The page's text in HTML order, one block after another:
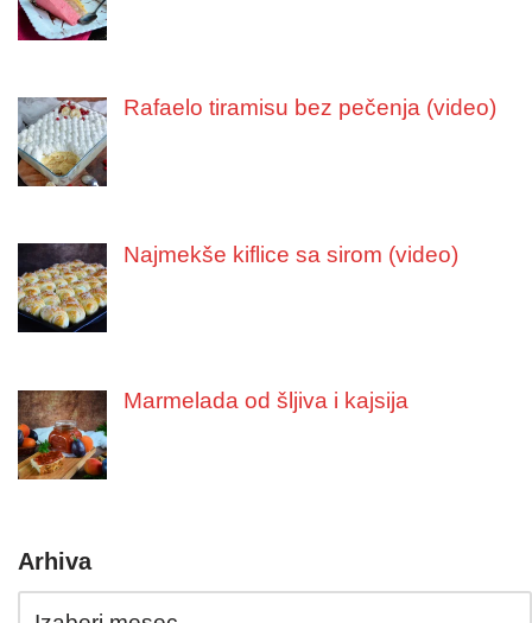
Rafaelo tiramisu bez pečenja (video)
Najmekše kiflice sa sirom (video)
Marmelada od šljiva i kajsija
Arhiva